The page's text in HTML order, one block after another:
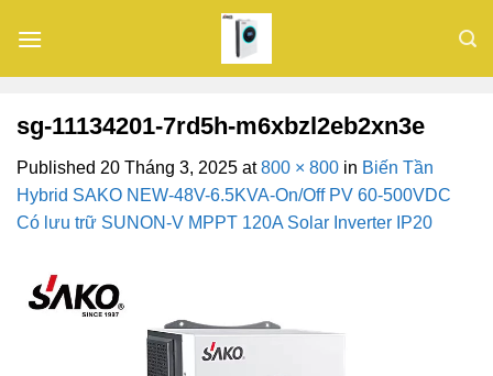
sg-11134201-7rd5h-m6xbzl2eb2xn3e
Published 20 Tháng 3, 2025 at800 × 800 in Biến Tần
Hybrid SAKO NEW-48V-6.5KVA-On/Off PV 60-500VDC
Có lưu trữ SUNON-V MPPT 120A Solar Inverter IP20